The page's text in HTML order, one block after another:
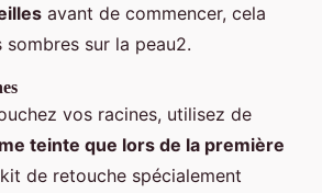
avant de commencer, cela
sur la peau2.
vos racines, utilisez de
teinte que lors de la première
de retouche spécialement